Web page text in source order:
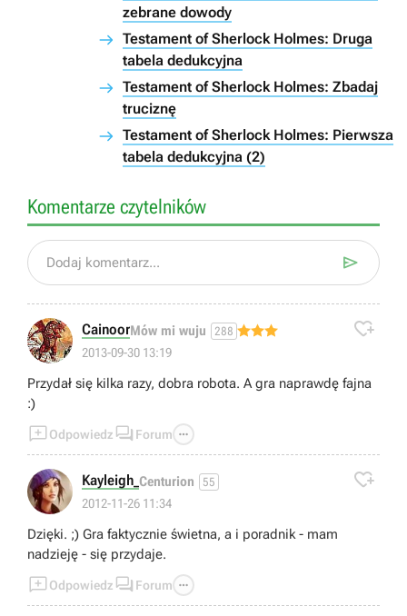
zebrane dowody
Testament of Sherlock Holmes: Druga
tabela dedukcyjna
Testament of Sherlock Holmes: Zbadaj
truciznę
Testament of Sherlock Holmes: Pierwsza
tabela dedukcyjna (2)
Komentarze czytelników
Dodaj komentarz... 
CainoorMów mi wuju 288
2013-09-30 13:19

Przydał się kilka razy, dobra robota. A gra naprawdę fajna
:)
Odpowiedz  Forum 
Kayleigh_ Centurion 55
2012-11-26 11:34

Dzięki. ;) Gra faktycznie świetna, a i poradnik - mam
nadzieję - się przydaje.
Odpowiedz  Forum 